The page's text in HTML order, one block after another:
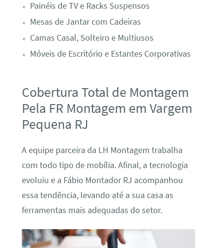
Painéis de TV e Racks Suspensos
Mesas de Jantar com Cadeiras
Camas Casal, Solteiro e Multiusos
Móveis de Escritório e Estantes Corporativas
Cobertura Total de Montagem
Pela FR Montagem em Vargem
Pequena RJ
A equipe parceira da LH Montagem trabalha
com todo tipo de mobília. Afinal, a tecnologia
evoluiu e a Fábio Montador RJ acompanhou
essa tendência, levando até a sua casa as
ferramentas mais adequadas do setor.